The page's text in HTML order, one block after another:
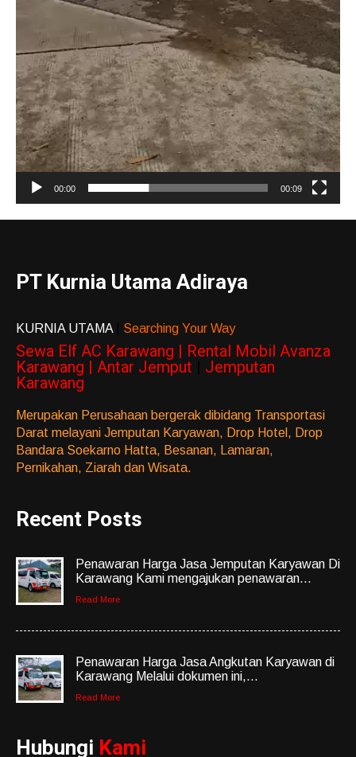
00:00 00:09
PT Kurnia Utama Adiraya
KURNIA UTAMA Searching Your Way
Sewa Elf AC Karawang | Rental Mobil Avanza
Karawang | Antar Jemput
Jemputan
Karawang
Merupakan Perusahaan bergerak dibidang Transportasi
Darat melayani Jemputan Karyawan, Drop Hotel, Drop
Bandara Soekarno Hatta, Besanan, Lamaran,
Pernikahan, Ziarah dan Wisata.
Recent Posts
Penawaran Harga Jasa Jemputan Karyawan Di
Karawang Kami mengajukan penawaran...
Read More
Penawaran Harga Jasa Angkutan Karyawan di
Karawang Melalui dokumen ini,...
Read More
Hubungi Kami